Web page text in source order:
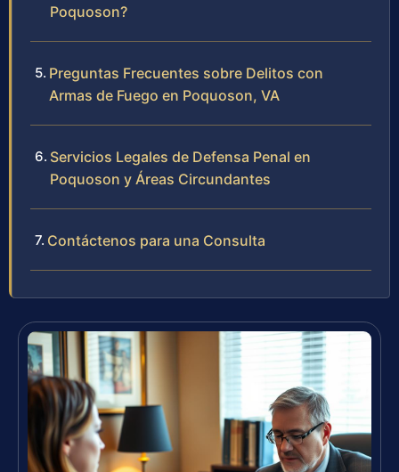
Poquoson?
Preguntas Frecuentes sobre Delitos con
Armas de Fuego en Poquoson, VA
Servicios Legales de Defensa Penal en
Poquoson y Áreas Circundantes
Contáctenos para una Consulta